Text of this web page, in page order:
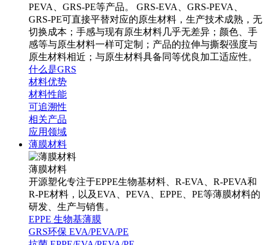
PEVA、GRS-PE等产品。 GRS-EVA、GRS-PEVA、
GRS-PE可直接平替对应的原生材料，生产技术成熟，无
切换成本；手感与现有原生材料几乎无差异；颜色、手
感等与原生材料一样可定制；产品的拉伸与撕裂强度与
原生材料相近；与原生材料具备同等优良加工适应性。
什么是GRS
材料优势
材料性能
可追溯性
相关产品
应用领域
薄膜材料
薄膜材料
开源塑化专注于EPPE生物基材料、R-EVA、R-PEVA和
R-PE材料，以及EVA、PEVA、EPPE、PE等薄膜材料的
研发、生产与销售。
EPPE 生物基薄膜
GRS环保 EVA/PEVA/PE